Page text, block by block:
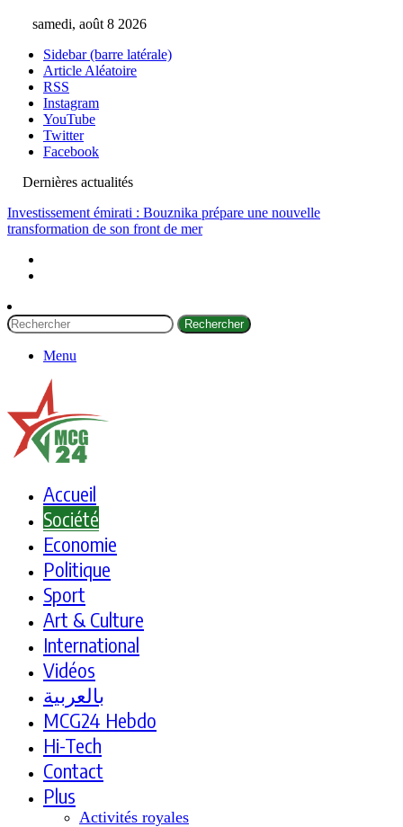
samedi, août 8 2026
Sidebar (barre latérale)
Article Aléatoire
RSS
Instagram
YouTube
Twitter
Facebook
Dernières actualités
Investissement émirati : Bouznika prépare une nouvelle
transformation de son front de mer
Rechercher
Menu
Accueil
Société
Economie
Politique
Sport
Art & Culture
International
Vidéos
بالعربية
MCG24 Hebdo
Hi-Tech
Contact
Plus
Activités royales